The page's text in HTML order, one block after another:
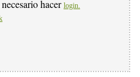
hacer login.